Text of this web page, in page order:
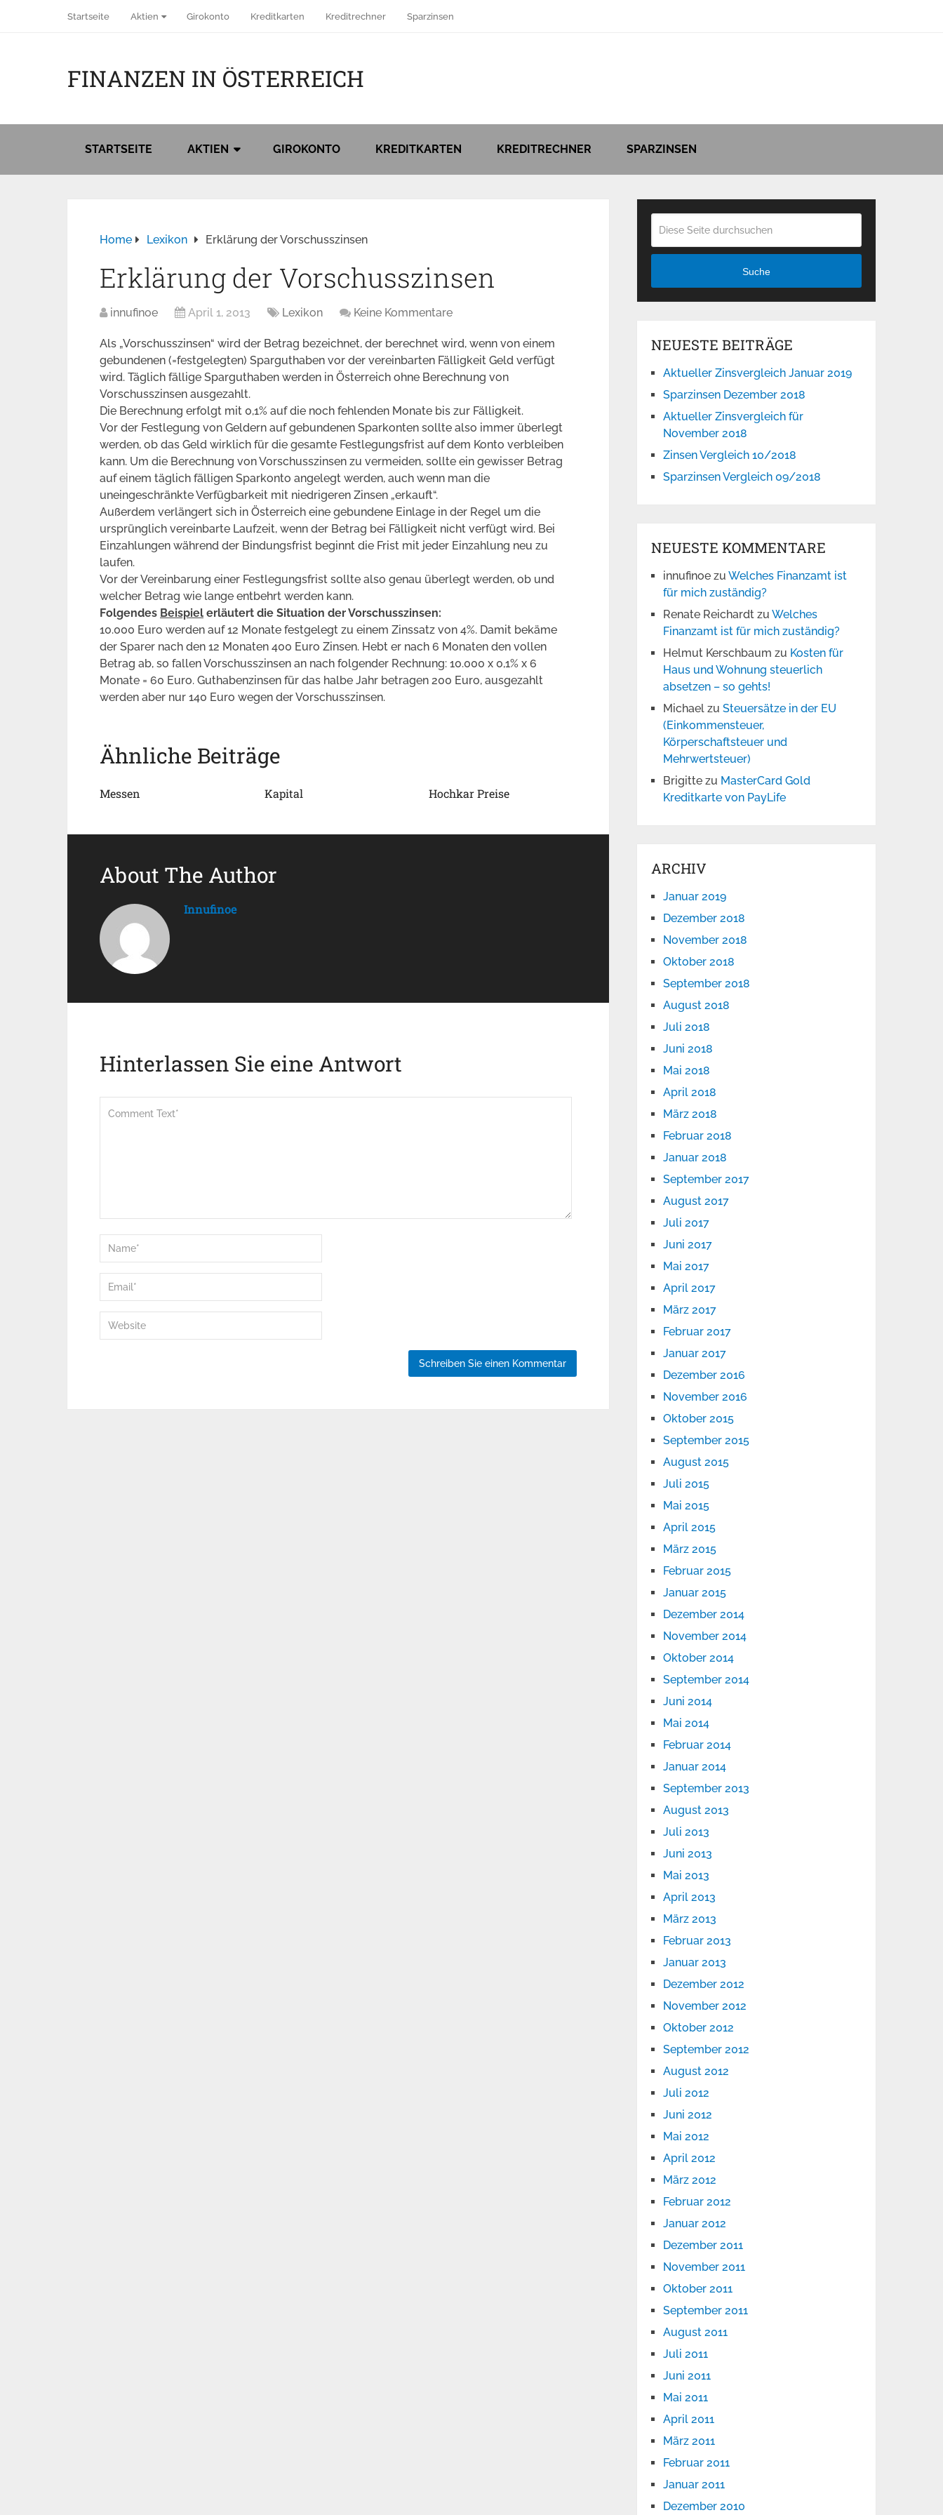
Startseite Aktien Girokonto Kreditkarten Kreditrechner Sparzinsen
FINANZEN IN ÖSTERREICH
STARTSEITE AKTIEN GIROKONTO KREDITKARTEN KREDITRECHNER SPARZINSEN
Home Lexikon Erklärung der Vorschusszinsen
Erklärung der Vorschusszinsen
innufinoe April 1, 2013 Lexikon Keine Kommentare
Als „Vorschusszinsen“ wird der Betrag bezeichnet, der berechnet wird, wenn von einem
gebundenen (=festgelegten) Sparguthaben vor der vereinbarten Fälligkeit Geld verfügt
wird. Täglich fällige Sparguthaben werden in Österreich ohne Berechnung von
Vorschusszinsen ausgezahlt.
Die Berechnung erfolgt mit 0,1% auf die noch fehlenden Monate bis zur Fälligkeit.
Vor der Festlegung von Geldern auf gebundenen Sparkonten sollte also immer überlegt
werden, ob das Geld wirklich für die gesamte Festlegungsfrist auf dem Konto verbleiben
kann. Um die Berechnung von Vorschusszinsen zu vermeiden, sollte ein gewisser Betrag
auf einem täglich fälligen Sparkonto angelegt werden, auch wenn man die
uneingeschränkte Verfügbarkeit mit niedrigeren Zinsen „erkauft“.
Außerdem verlängert sich in Österreich eine gebundene Einlage in der Regel um die
ursprünglich vereinbarte Laufzeit, wenn der Betrag bei Fälligkeit nicht verfügt wird. Bei
Einzahlungen während der Bindungsfrist beginnt die Frist mit jeder Einzahlung neu zu
laufen.
Vor der Vereinbarung einer Festlegungsfrist sollte also genau überlegt werden, ob und
welcher Betrag wie lange entbehrt werden kann.
Folgendes Beispiel erläutert die Situation der Vorschusszinsen:
10.000 Euro werden auf 12 Monate festgelegt zu einem Zinssatz von 4%. Damit bekäme
der Sparer nach den 12 Monaten 400 Euro Zinsen. Hebt er nach 6 Monaten den vollen
Betrag ab, so fallen Vorschusszinsen an nach folgender Rechnung: 10.000 x 0,1% x 6
Monate = 60 Euro. Guthabenzinsen für das halbe Jahr betragen 200 Euro, ausgezahlt
werden aber nur 140 Euro wegen der Vorschusszinsen.
Ähnliche Beiträge
Messen Kapital Hochkar Preise
About The Author
Innufinoe
Hinterlassen Sie eine Antwort
Suche
NEUESTE BEITRÄGE
Aktueller Zinsvergleich Januar 2019
Sparzinsen Dezember 2018
Aktueller Zinsvergleich für
November 2018
Zinsen Vergleich 10/2018
Sparzinsen Vergleich 09/2018
NEUESTE KOMMENTARE
innufinoe zuWelches Finanzamt ist
für mich zuständig?
Renate Reichardt zuWelches
Finanzamt ist für mich zuständig?
Helmut Kerschbaum zu Kosten für
Haus und Wohnung steuerlich
absetzen – so gehts!
Michael zuSteuersätze in der EU
(Einkommensteuer,
Körperschaftsteuer und
Mehrwertsteuer)
Brigitte zu MasterCard Gold
Kreditkarte von PayLife
ARCHIV
Januar 2019
Dezember 2018
November 2018
Oktober 2018
September 2018
August 2018
Juli 2018
Juni 2018
Mai 2018
April 2018
März 2018
Februar 2018
Januar 2018
September 2017
August 2017
Juli 2017
Juni 2017
Mai 2017
April 2017
März 2017
Februar 2017
Januar 2017
Dezember 2016
November 2016
Oktober 2015
September 2015
August 2015
Juli 2015
Mai 2015
April 2015
März 2015
Februar 2015
Januar 2015
Dezember 2014
November 2014
Oktober 2014
September 2014
Juni 2014
Mai 2014
Februar 2014
Januar 2014
September 2013
August 2013
Juli 2013
Juni 2013
Mai 2013
April 2013
März 2013
Februar 2013
Januar 2013
Dezember 2012
November 2012
Oktober 2012
September 2012
August 2012
Juli 2012
Juni 2012
Mai 2012
April 2012
März 2012
Februar 2012
Januar 2012
Dezember 2011
November 2011
Oktober 2011
September 2011
August 2011
Juli 2011
Juni 2011
Mai 2011
April 2011
März 2011
Februar 2011
Januar 2011
Dezember 2010